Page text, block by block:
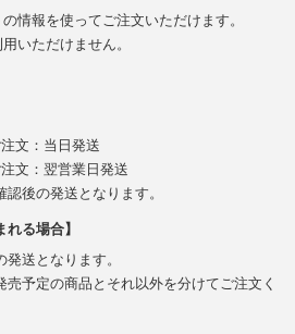
情報を使ってご注文いただけます。
いただけません。
文：当日発送
文：翌営業日発送
後の発送となります。
れる場合】
送となります。
予定の商品とそれ以外を分けてご注文く